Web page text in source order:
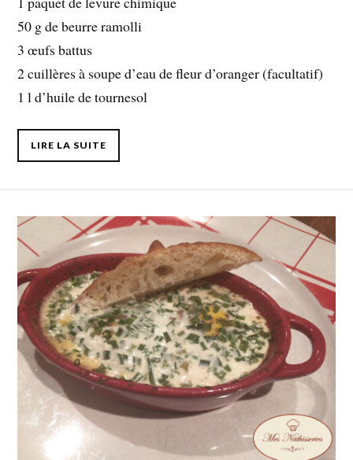
50 g de beurre ramolli
3 œufs battus
2 cuillères à soupe d’eau de fleur d’oranger (facultatif)
1 l d’huile de tournesol
LIRE LA SUITE